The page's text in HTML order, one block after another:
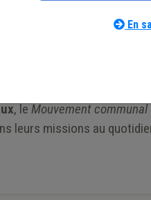
représentant la
, le Mouvement communal
leurs missions au
En